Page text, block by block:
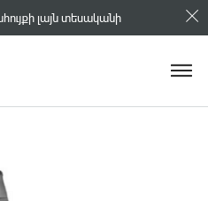
լայն տեսականի